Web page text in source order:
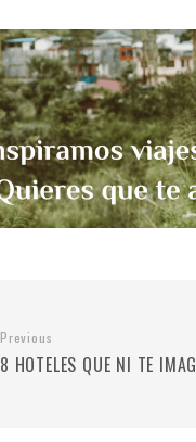
Previous
8 HOTELES QUE NI TE